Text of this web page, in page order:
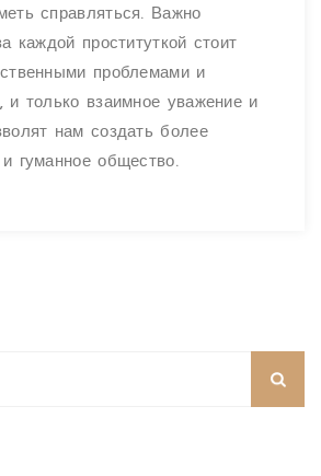
справляться. Важно
каждой проституткой стоит
проблемами и
и только взаимное уважение и
нам создать более
гуманное общество.